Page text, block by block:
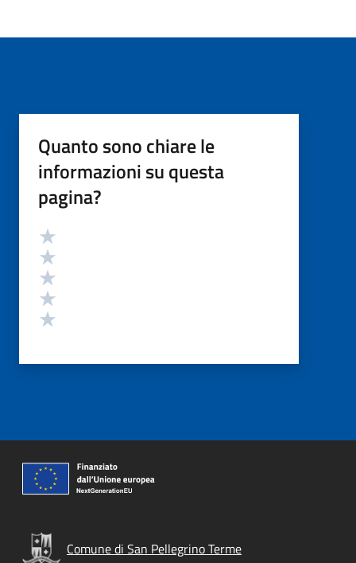
Quanto sono chiare le
informazioni su questa
pagina?
Valutazione
Comune di San Pellegrino Terme